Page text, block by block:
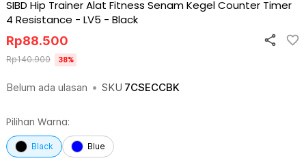
SIBD Hip Trainer Alat Fitness Senam Kegel Counter Timer
4 Resistance - LV5 - Black
Belum ada ulasan • SKU 7CSECCBK
Rp88.500
Rp140.900 38%
Pilihan Warna:
Black Blue